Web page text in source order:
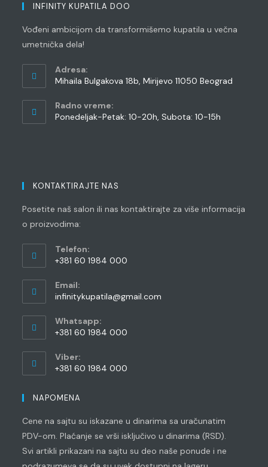
INFINITY KUPATILA DOO
Vođeni ambicijom da transformišemo kupatila u večna
umetnička dela!
Adresa:
Mihaila Bulgakova 18b, Mirijevo 11050 Beograd
Radno vreme:
Ponedeljak-Petak: 10-20h, Subota: 10-15h
KONTAKTIRAJTE NAS
Posetite naš salon ili nas kontaktirajte za više informacija
o proizvodima:
Telefon:
+381 60 1984 000
in
your
application
Email:
infinitykupatila@gmail.com
Whatsapp:
+381 60 1984 000
in
your
Viber:
+381 60 1984 000
in
application
NAPOMENA
Cene na sajtu su iskazane u dinarima sa uračunatim
PDV-om. Plaćanje se vrši isključivo u dinarima (RSD).
Svi artikli prikazani na sajtu su deo naše ponude i ne